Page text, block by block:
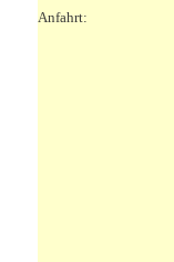
Anfahrt: